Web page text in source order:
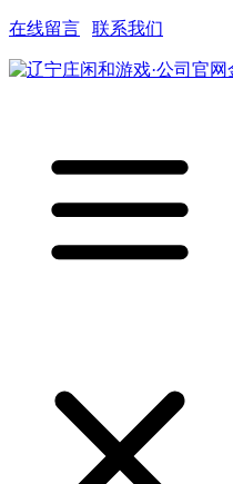
在线留言 联系我们